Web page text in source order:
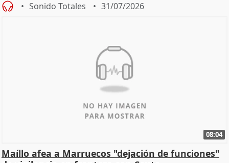
Sonido Totales 31/07/2026
08:04
Maíllo afea a Marruecos "dejación de funciones"